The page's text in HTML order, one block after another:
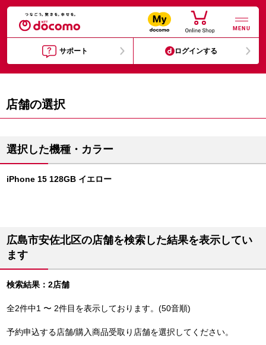
MENU
サポート ログインする
店舗の選択
選択した機種・カラー
iPhone 15 128GB イエロー
広島市安佐北区の店舗を検索した結果を表示してい
ます
検索結果：2店舗
全2件中1 〜 2件目を表示しております。(50音順)
予約申込する店舗/購入商品受取り店舗を選択してください。